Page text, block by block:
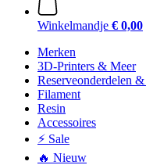
Winkelmandje € 0,00
Merken
3D-Printers & Meer
Reserveonderdelen
Filament
Resin
Accessoires
⚡ Sale
🔥 Nieuw